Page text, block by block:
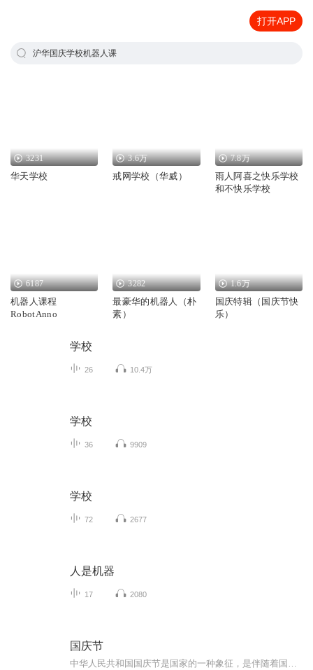
打开APP
沪华国庆学校机器人课
3231
华天学校
3.6万
戒网学校（华威）
7.8万
雨人阿喜之快乐学校
和不快乐学校
6187
机器人课程
RobotAnno
3282
最豪华的机器人（朴
素）
1.6万
国庆特辑（国庆节快
乐）
学校
26 10.4万
学校
36 9909
学校
72 2677
人是机器
17 2080
国庆节